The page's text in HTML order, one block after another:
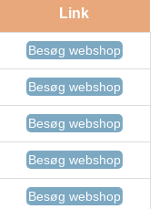
Link
Besøg webshop
Besøg webshop
Besøg webshop
Besøg webshop
Besøg webshop